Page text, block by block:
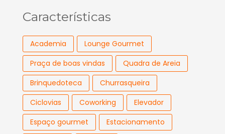
Características
Academia
Lounge Gourmet
Praça de boas vindas
Quadra de Areia
Brinquedoteca
Churrasqueira
Ciclovias
Coworking
Elevador
Espaço gourmet
Estacionamento